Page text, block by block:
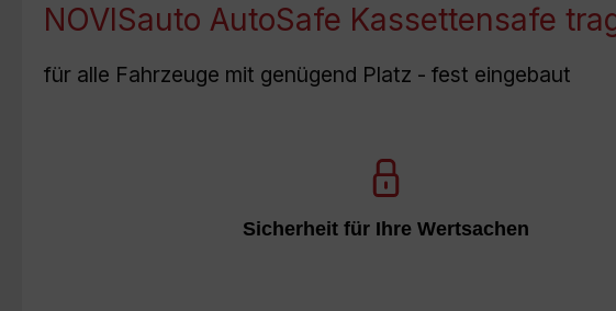
NOVISauto AutoSafe Kassettensafe
für alle Fahrzeuge mit genügend Platz - fest eingebaut
Sicherheit für Ihre Wertsachen
Unverwüstlich, hochwertige Konstruktion, Sicherheitsschloss
Verbindung mit dem Fahrzeug!